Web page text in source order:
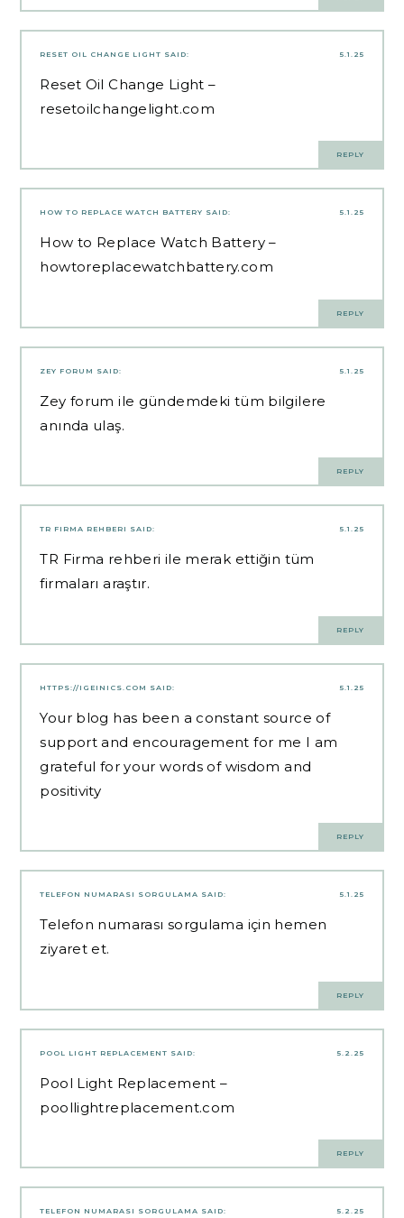
5.1.25
RESET OIL CHANGE LIGHT SAID:
Reset Oil Change Light –
resetoilchangelight.com
REPLY
5.1.25
HOW TO REPLACE WATCH BATTERY SAID:
How to Replace Watch Battery –
howtoreplacewatchbattery.com
REPLY
5.1.25
ZEY FORUM SAID:
Zey forum ile gündemdeki tüm bilgilere
anında ulaş.
REPLY
5.1.25
TR FIRMA REHBERI SAID:
TR Firma rehberi ile merak ettiğin tüm
firmaları araştır.
REPLY
5.1.25
HTTPS://IGEINICS.COM SAID:
Your blog has been a constant source of
support and encouragement for me I am
grateful for your words of wisdom and
positivity
REPLY
5.1.25
TELEFON NUMARASI SORGULAMA SAID:
Telefon numarası sorgulama için hemen
ziyaret et.
REPLY
5.2.25
POOL LIGHT REPLACEMENT SAID:
Pool Light Replacement –
poollightreplacement.com
REPLY
5.2.25
TELEFON NUMARASI SORGULAMA SAID: